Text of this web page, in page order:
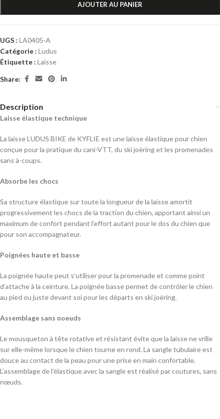
AJOUTER AU PANIER
UGS : LA0405-A
Catégorie : Ludus
Étiquette : Laisse
Share:
Description
Laisse élastique technique
La laisse LUDUS BIKE de KYFLIE est une laisse élastique pour chien
conçue pour la pratique du cani-VTT, du ski joëring et les promenades
sans à-coups.
Absorbe les chocs
Sa structure élastique sur toute la longueur de la laisse amortit
progressivement les chocs de la traction du chien, apportant ainsi un
maximum de confort pendant l’effort autant pour le dos du chien que
pour son accompagnateur.
Poignées haute et basse
La poignée haute peut s’utiliser pour la promenade et comme point
d’attache à la ceinture. La poignée basse permet de contrôler le chien
au pied ou juste devant soi pour les départs en ski joëring.
Assemblage sans noeuds
Le mousqueton à tête rotative et résistant évite que la laisse ne vrille
sur elle-même lorsque le chien tourne en rond. La sangle tubulaire est
douce au contact de la peau pour une prise en main confortable.
L’assemblage de l’élastique avec la sangle est réalisé par coutures, sans
nœuds.